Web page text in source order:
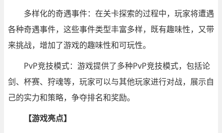
多样化的奇遇事件：在关卡探索的过程中，玩家将遭遇
各种奇遇事件，这些事件类型丰富多样，既有趣味性，又带
来挑战，增加了游戏的趣味性和可玩性。
PvP竞技模式：游戏提供了多种PvP竞技模式，包括论
剑、杯赛、狩魂等，玩家可以与其他玩家进行对战，展示自
己的实力和策略，争夺排名和奖励。
【游戏亮点】